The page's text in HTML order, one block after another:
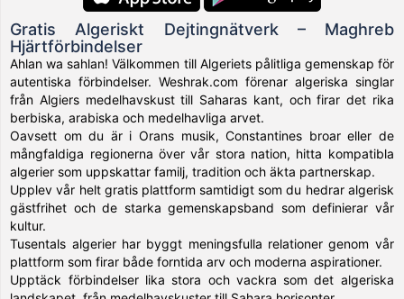
Gratis Algeriskt Dejtingnätverk – Maghreb
Hjärtförbindelser
Ahlan wa sahlan! Välkommen till Algeriets pålitliga gemenskap för
autentiska förbindelser. Weshrak.com förenar algeriska singlar
från Algiers medelhavskust till Saharas kant, och firar det rika
berbiska, arabiska och medelhavliga arvet.
Oavsett om du är i Orans musik, Constantines broar eller de
mångfaldiga regionerna över vår stora nation, hitta kompatibla
algerier som uppskattar familj, tradition och äkta partnerskap.
Upplev vår helt gratis plattform samtidigt som du hedrar algerisk
gästfrihet och de starka gemenskapsband som definierar vår
kultur.
Tusentals algerier har byggt meningsfulla relationer genom vår
plattform som firar både forntida arv och moderna aspirationer.
Upptäck förbindelser lika stora och vackra som det algeriska